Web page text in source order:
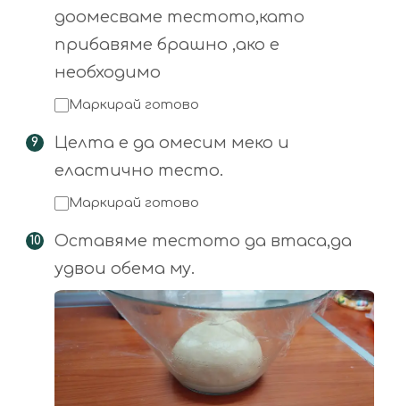
доомесваме тестото,като
прибавяме брашно ,ако е
необходимо
Маркирай готово
Целта е да омесим меко и
еластично тесто.
Маркирай готово
Оставяме тестото да втаса,да
удвои обема му.